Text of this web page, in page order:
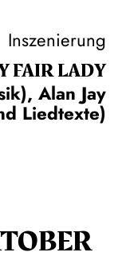
Inszenierung
FAIR LADY
Alan Jay
Liedtexte)